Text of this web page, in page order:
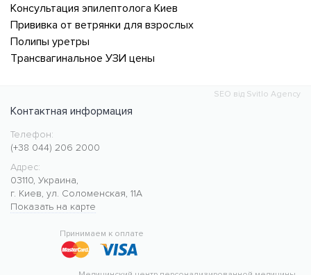
Консультация эпилептолога Киев
Прививка от ветрянки для взрослых
Полипы уретры
Трансвагинальное УЗИ цены
SEO від Svitlo Agency
Контактная информация
Медицинский центр CMC MED
https://cmcmed.clinic
Телефон:
(+38 044) 206 2000
Адрес:
03110, Украина,
г. Киев, ул. Соломенская, 11А
Показать на карте
Принимаем к оплате